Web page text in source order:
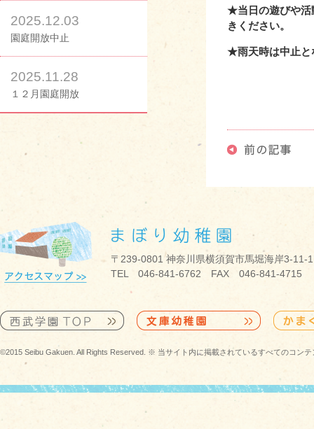
2025.12.03
園庭開放中止
2025.11.28
１２月園庭開放
★当日の遊びや
きください。
★雨天時は中止
〒239-0801 神奈川県横須賀市馬堀海岸3-11-1
TEL 046-841-6762 FAX 046-841-4715
©2015 Seibu Gakuen. All Rights Reserved. ※ 当サイト内に掲載されているすべてのコン